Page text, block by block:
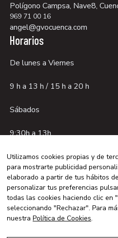
Polígono Campsa, Nave8,
969 71 00 16
angel@gvocuenca.com
Horarios
De lunes a Viernes
9 h a 13 h / 15 h a 20 h
Sábados
9:30h a 13h.
Aviso legal
Política de privacidad
Política de cookies
© 2026 GVO CUENCA -
Utilizamos cookies propias y de
para mostrarte publicidad
elaborado a partir de tus hábitos
personalizar tus preferencias
todas las cookies haciendo clic en
seleccionando "Rechazar". Para
nuestra Política de Cookies.